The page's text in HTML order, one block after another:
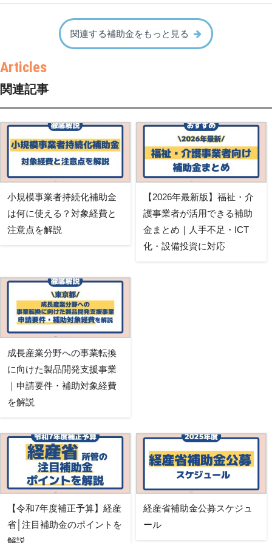
関連する補助金をもっと見る
関連記事
小規模事業者持続化補助金
は何に使える？対象経費と
注意点を解説
【2026年最新版】福祉・介
護事業者が活用できる補助
金まとめ｜人手不足・ICT
化・設備投資に対応
成長産業分野への事業転換
に向けた製品開発支援事業
｜申請要件・補助対象経費
を解説
【令和7年度補正予算】経産
省│注目補助金のポイントを
解説
経産省補助金公募スケジュ
ール